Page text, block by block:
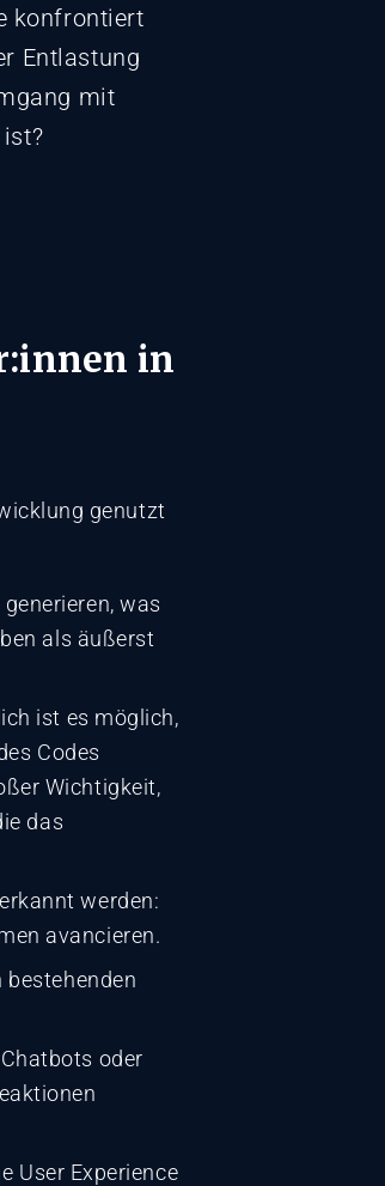
konfrontiert
Entlastung
mit
in
genutzt
was
als äußerst
ist es möglich,
Codes
Wichtigkeit,
das
werden:
avancieren.
bestehenden
oder
User Experience